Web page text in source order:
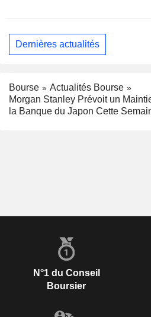
Dernières actualités
Bourse
Actualités Bourse
Morgan Stanley Prévoit un
la Banque du Japon Cette
N°1 du Conseil
Boursier